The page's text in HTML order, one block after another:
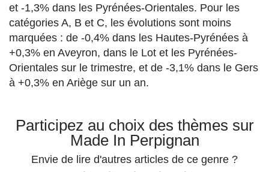
et -1,3% dans les Pyrénées-Orientales. Pour les
catégories A, B et C, les évolutions sont moins
marquées : de -0,4% dans les Hautes-Pyrénées à
+0,3% en Aveyron, dans le Lot et les Pyrénées-
Orientales sur le trimestre, et de -3,1% dans le Gers
à +0,3% en Ariège sur un an.
Participez au choix des thèmes sur
Made In Perpignan
Envie de lire d'autres articles de ce genre ?